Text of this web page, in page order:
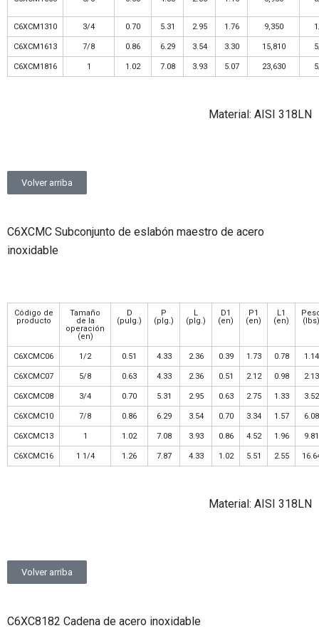
C6XCM1310 3/4 0.70 5.31 2.95 1.76 9,350
C6XCM1613 7/8 0.86 6.29 3.54 3.30 15,810
C6XCM1816 1 1.02 7.08 3.93 5.07 23,630
Material: AISI 318LN
Volver arriba
C6XCMC Subconjunto de eslabón maestro de acero
inoxidable
Código de
producto
Tamaño
de la
operación
(en)
D
(pulg.)
P
(plg.)
L
(plg.)
D1
(en)
P1
(en)
L1
(en)
(lbs)
C6XCMC06 1/2 0.51 4.33 2.36 0.39 1.73 0.78 1.14
C6XCMC07 5/8 0.63 4.33 2.36 0.51 2.12 0.98 2.13
C6XCMC08 3/4 0.70 5.31 2.95 0.63 2.75 1.33 3.52
C6XCMC10 7/8 0.86 6.29 3.54 0.70 3.34 1.57 6.08
C6XCMC13 1 1.02 7.08 3.93 0.86 4.52 1.96 9.81
C6XCMC16 1 1/4 1.26 7.87 4.33 1.02 5.51 2.55
Material: AISI 318LN
Volver arriba
C6XC8182 Cadena de acero inoxidable